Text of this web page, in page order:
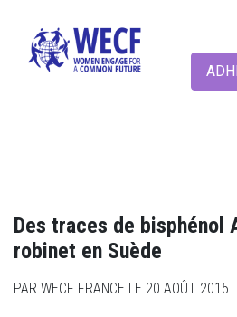
Des traces de bisphénol
robinet en Suède
PAR WECF FRANCE LE 20 AOÛT 2015